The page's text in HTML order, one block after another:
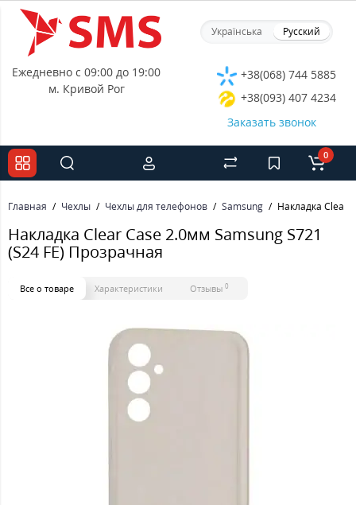
Українська Русский
Ежедневно с 09:00 до 19:00
м. Кривой Рог
+38(068) 744 5885
+38(093) 407 4234
Заказать звонок
0
Главная Чехлы Чехлы для телефонов Samsung Накладка Clear
Накладка Clear Case 2.0мм Samsung S721
(S24 FE) Прозрачная
Все о товаре Характеристики Отзывы 0